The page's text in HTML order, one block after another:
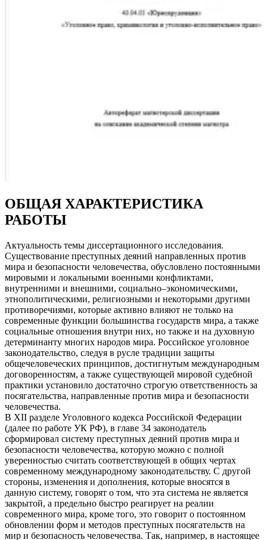
ОБЩАЯ ХАРАКТЕРИСТИКА
РАБОТЫ
Актуальность темы диссертационного исследования.
Существование преступных деяний направленных против
мира и безопасности человечества, обусловлено постоянными
мировыми и локальными военными конфликтами,
внутренними и внешними, социально–экономическими,
этнополитическими, религиозными и некоторыми другими
противоречиями, которые активно влияют не только на
современные функции большинства государств мира, а также
социальные отношения внутри них, но также и на духовную
детерминанту многих народов мира. Российское уголовное
законодательство, следуя в русле традиции защиты
общечеловеческих принципов, достигнутым международным
договоренностям, а также существующей мировой судебной
практики установило достаточно строгую ответственность за
посягательства, направленные против мира и безопасности
человечества.
В XII разделе Уголовного кодекса Российской Федерации
(далее по работе УК РФ), в главе 34 законодатель
сформировал систему преступных деяний против мира и
безопасности человечества, которую можно с полной
уверенностью считать соответствующей в общих чертах
современному международному законодательству. С другой
стороны, изменения и дополнения, которые вносятся в
данную систему, говорят о том, что эта система не является
закрытой, а предельно быстро реагирует на реалии
современного мира, кроме того, это говорит о постоянном
обновлении форм и методов преступных посягательств на
мир и безопасность человечества. Так, например, в настоящее